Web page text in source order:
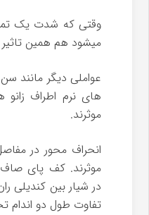
وقتی که شدت یک
میشود هم همین
عواملی دیگر مانند
های نرم اطراف زانو
موثرند.
انحراف محور در
موثرند. کف پای
در شیار بین کندیلی
تفاوت طول دو اندام